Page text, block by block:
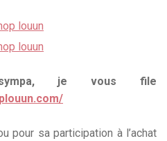
je vous file
pour sa participation à l’achat